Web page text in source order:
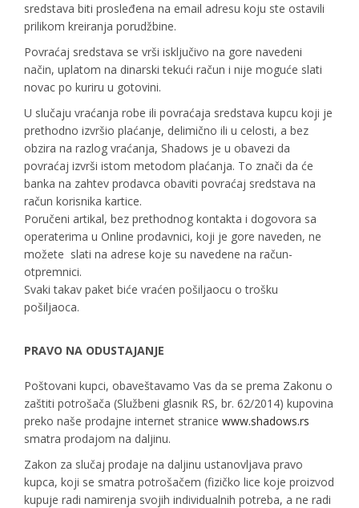
sredstava biti prosleđena na email adresu koju ste ostavili
prilikom kreiranja porudžbine.
Povraćaj sredstava se vrši isključivo na gore navedeni
način, uplatom na dinarski tekući račun i nije moguće slati
novac po kuriru u gotovini.
U slučaju vraćanja robe ili povraćaja sredstava kupcu koji je
prethodno izvršio plaćanje, delimično ili u celosti, a bez
obzira na razlog vraćanja, Shadows je u obavezi da
povraćaj izvrši istom metodom plaćanja. To znači da će
banka na zahtev prodavca obaviti povraćaj sredstava na
račun korisnika kartice.
Poručeni artikal, bez prethodnog kontakta i dogovora sa
operaterima u Online prodavnici, koji je gore naveden, ne
možete slati na adrese koje su navedene na račun-
otpremnici.
Svaki takav paket biće vraćen pošiljaocu o trošku
pošiljaoca.
PRAVO NA ODUSTAJANJE
Poštovani kupci, obaveštavamo Vas da se prema Zakonu o
zaštiti potrošača (Službeni glasnik RS, br. 62/2014) kupovina
preko naše prodajne internet stranice www.shadows.rs
smatra prodajom na daljinu.
Zakon za slučaj prodaje na daljinu ustanovljava pravo
kupca, koji se smatra potrošačem (fizičko lice koje proizvod
kupuje radi namirenja svojih individualnih potreba, a ne radi